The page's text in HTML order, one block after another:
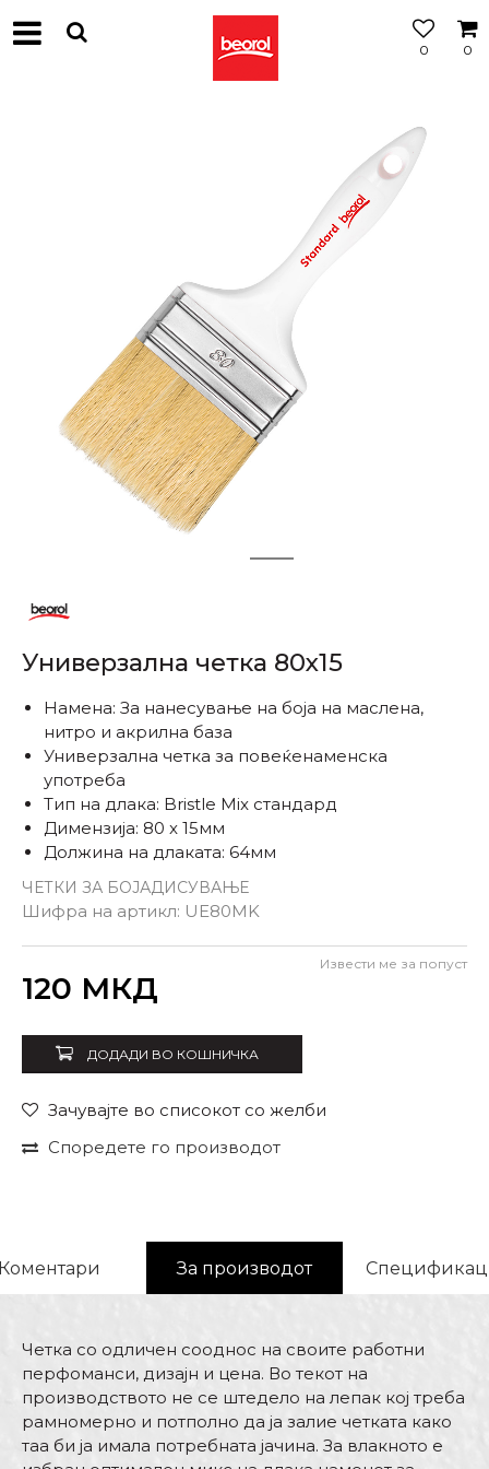
0
0
2
Универзална четка 80x15
ЧЕТКИ ЗА БОЈАДИСУВАЊЕ
Шифра на артикл: UE80MK
Намена: За нанесување на боја на маслена,
нитро и акрилна база
Универзална четка за повеќенаменска
употреба
Тип на длака: Bristle Mix стандард
Димензија: 80 x 15мм
Должина на длаката: 64мм
120 МКД
Извести ме за попуст
ДОДАДИ ВО КОШНИЧКА
Зачувајте во списокот со желби
Споредете го производот
За производот
Четка со одличен сооднос на своите работни
перфоманси, дизајн и цена. Во текот на
производството не се штедело на лепак кој треба
рамномерно и потполно да ја залие четката како
таа би ја имала потребната јачина. За влакното е